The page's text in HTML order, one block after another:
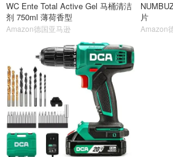
WC Ente Total Active Gel 马桶清洁
剂 750ml 薄荷香型
Amazon德国亚马逊
片
Amazon